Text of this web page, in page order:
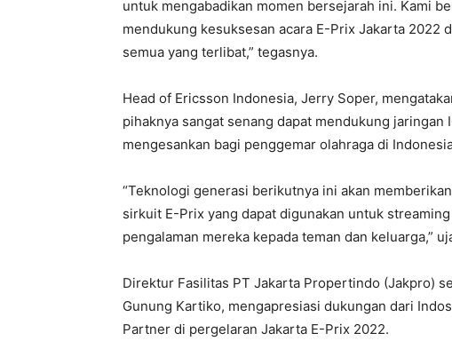
untuk mengabadikan momen bersejarah ini. Kami
mendukung kesuksesan acara E-Prix Jakarta 2022
semua yang terlibat,” tegasnya.
Head of Ericsson Indonesia, Jerry Soper,
pihaknya sangat senang dapat mendukung
mengesankan bagi penggemar olahraga di
“Teknologi generasi berikutnya ini akan
sirkuit E-Prix yang dapat digunakan untuk
pengalaman mereka kepada teman dan keluarga,”
Direktur Fasilitas PT Jakarta Propertindo (Jakpro)
Gunung Kartiko, mengapresiasi dukungan dari
Partner di pergelaran Jakarta E-Prix 2022.